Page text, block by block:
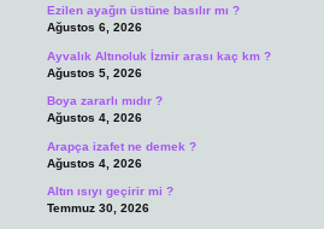
Ezilen ayağın üstüne basılır mı ?
Ağustos 6, 2026
Ayvalık Altınoluk İzmir arası kaç km ?
Ağustos 5, 2026
Boya zararlı mıdır ?
Ağustos 4, 2026
Arapça izafet ne demek ?
Ağustos 4, 2026
Altın ısıyı geçirir mi ?
Temmuz 30, 2026